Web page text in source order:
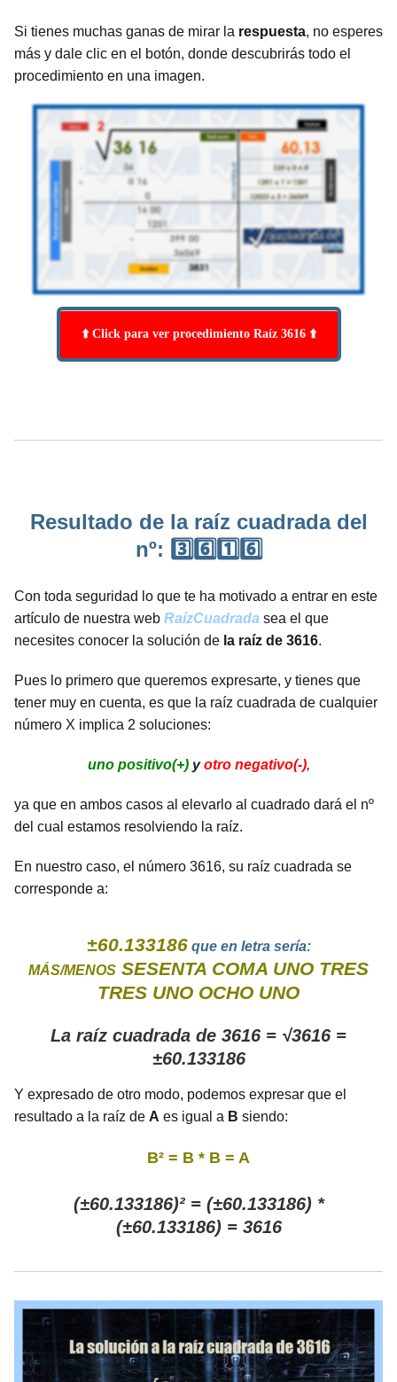
Si tienes muchas ganas de mirar la respuesta, no esperes
más y dale clic en el botón, donde descubrirás todo el
procedimiento en una imagen.
⬆️ Click para ver procedimiento Raíz 3616 ⬆️
Resultado de la raíz cuadrada del
nº: 3️⃣6️⃣1️⃣6️⃣
Con toda seguridad lo que te ha motivado a entrar en este
artículo de nuestra web RaízCuadrada sea el que
necesites conocer la solución de la raíz de 3616.
Pues lo primero que queremos expresarte, y tienes que
tener muy en cuenta, es que la raíz cuadrada de cualquier
número X implica 2 soluciones:
uno positivo(+)yotro negativo(-),
ya que en ambos casos al elevarlo al cuadrado dará el nº
del cual estamos resolviendo la raíz.
En nuestro caso, el número 3616, su raíz cuadrada se
corresponde a:
±60.133186que en letra sería:
MÁS/MENOS SESENTA COMA UNO TRES
TRES UNO OCHO UNO
La raíz cuadrada de 3616 = √3616 =
±60.133186
Y expresado de otro modo, podemos expresar que el
resultado a la raíz de A es igual a B siendo:
B² = B * B = A
(±60.133186)² = (±60.133186) *
(±60.133186) = 3616